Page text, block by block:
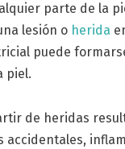
parte de la
lesión o herida
puede
piel.
de heridas
accidentales,